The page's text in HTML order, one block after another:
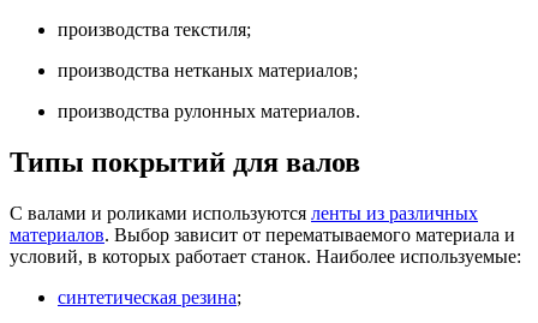
производства текстиля;
производства нетканых материалов;
производства рулонных материалов.
Типы покрытий для валов
С валами и роликами используются ленты из различных
материалов. Выбор зависит от перематываемого материала и
условий, в которых работает станок. Наиболее используемые:
синтетическая резина;